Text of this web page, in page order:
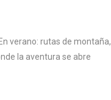
verano: rutas de montaña,
la aventura se abre